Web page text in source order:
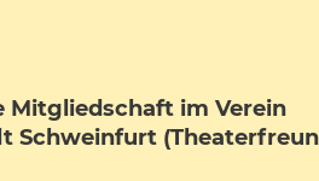
Mitgliedschaft im Verein
Schweinfurt